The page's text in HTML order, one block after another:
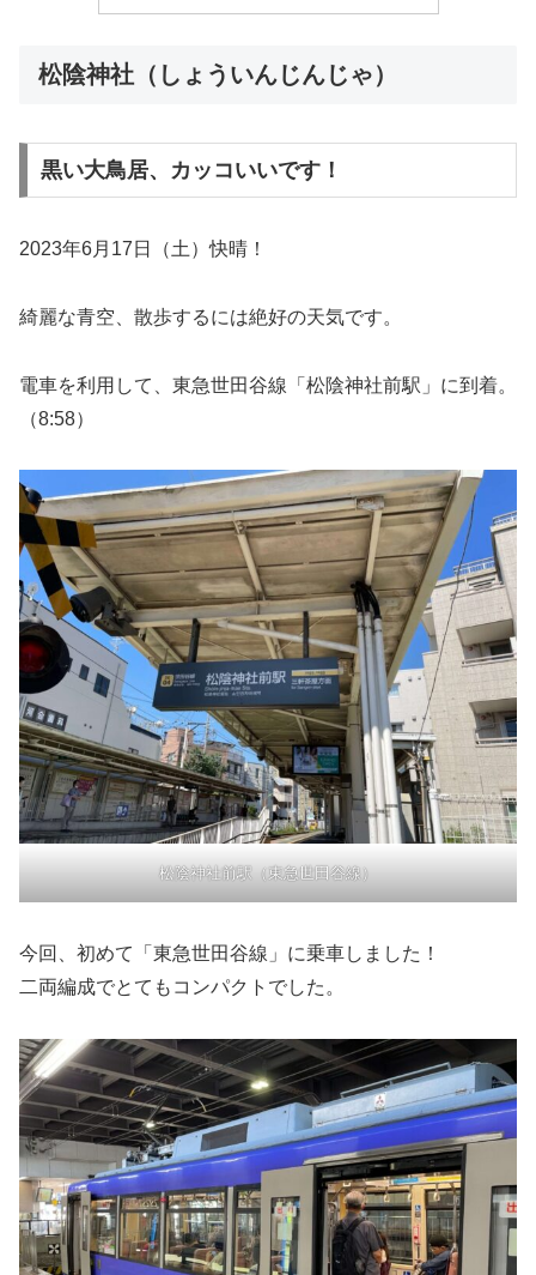
松陰神社（しょういんじんじゃ）
黒い大鳥居、カッコいいです！
2023年6月17日（土）快晴！
綺麗な青空、散歩するには絶好の天気です。
電車を利用して、東急世田谷線「松陰神社前駅」に到着。
（8:58）
松陰神社前駅（東急世田谷線）
今回、初めて「東急世田谷線」に乗車しました！
二両編成でとてもコンパクトでした。